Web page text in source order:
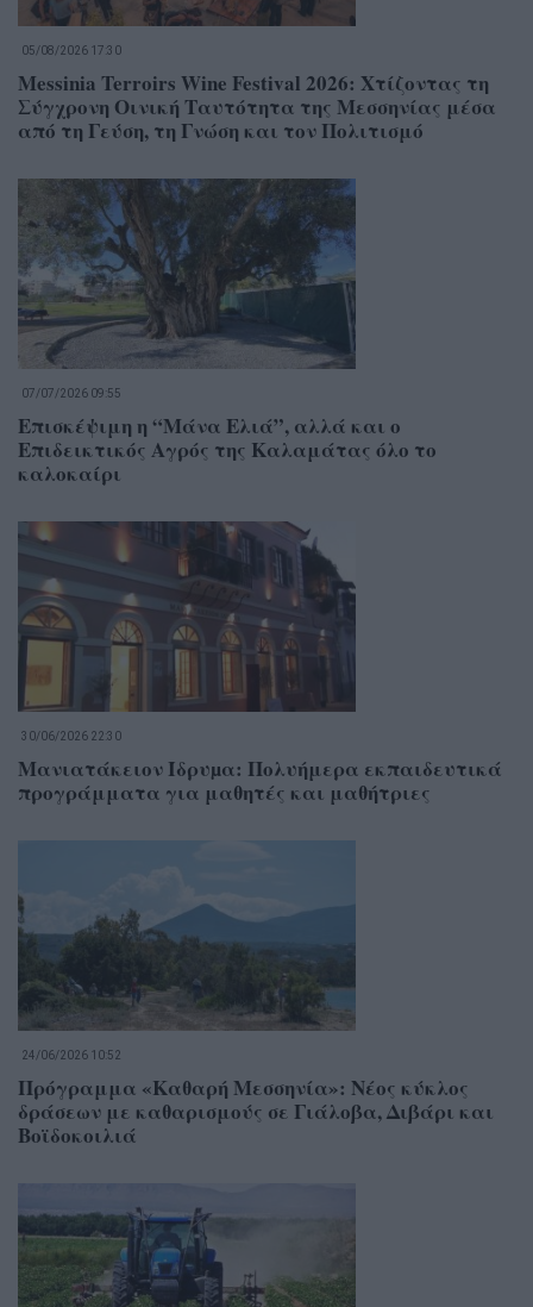
05/08/2026 17:30
Messinia Terroirs Wine Festival 2026: Χτίζοντας τη
Σύγχρονη Οινική Ταυτότητα της Μεσσηνίας μέσα
από τη Γεύση, τη Γνώση και τον Πολιτισμό
07/07/2026 09:55
Επισκέψιμη η “Μάνα Ελιά”, αλλά και ο
Επιδεικτικός Αγρός της Καλαμάτας όλο το
καλοκαίρι
30/06/2026 22:30
Μανιατάκειον Ίδρυµα: Πολυήμερα εκπαιδευτικά
προγράμματα για μαθητές και μαθήτριες
24/06/2026 10:52
Πρόγραμμα «Καθαρή Μεσσηνία»: Νέος κύκλος
δράσεων με καθαρισμούς σε Γιάλοβα, Διβάρι και
Βοϊδοκοιλιά